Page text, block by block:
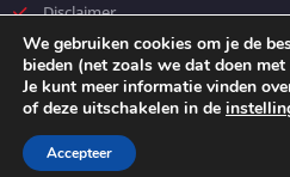
Disclaimer
Privacybeleid
We gebruiken cookies om je de
bieden (net zoals we dat doen met
Je kunt meer informatie vinden
of deze uitschakelen in de
Accepteer